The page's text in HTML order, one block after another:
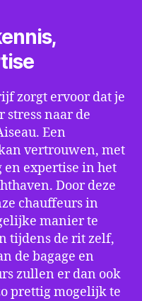
zorgt ervoor dat je
naar de
Een
vertrouwen, met
expertise in het
Door deze
chauffeurs in
manier te
tijdens de rit zelf,
de bagage en
zullen er dan ook
prettig mogelijk te